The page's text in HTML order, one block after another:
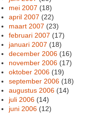
mei 2007 (18)
april 2007 (22)
maart 2007 (23)
februari 2007 (17)
januari 2007 (18)
december 2006 (16)
november 2006 (17)
oktober 2006 (19)
september 2006 (18)
augustus 2006 (14)
juli 2006 (14)
juni 2006 (12)